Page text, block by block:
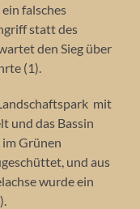
falsches
statt des
den Sieg über
(1).
mit
und das Bassin
Grünen
und aus
wurde ein